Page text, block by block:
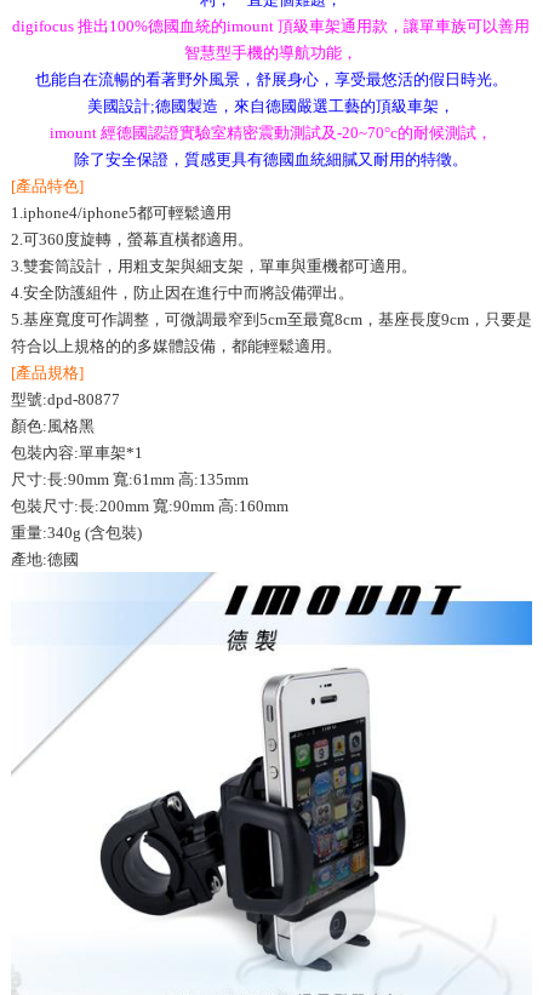
digifocus 推出100%德國血統的imount 頂級車架通用款，讓單車族可以善用
智慧型手機的導航功能，
也能自在流暢的看著野外風景，舒展身心，享受最悠活的假日時光。
美國設計;德國製造，來自德國嚴選工藝的頂級車架，
imount 經德國認證實驗室精密震動測試及-20~70°c的耐候測試，
除了安全保證，質感更具有德國血統細膩又耐用的特徵。
[產品特色]
1.iphone4/iphone5都可輕鬆適用
2.可360度旋轉，螢幕直橫都適用。
3.雙套筒設計，用粗支架與細支架，單車與重機都可適用。
4.安全防護組件，防止因在進行中而將設備彈出。
5.基座寬度可作調整，可微調最窄到5cm至最寬8cm，基座長度9cm，只要是
符合以上規格的的多媒體設備，都能輕鬆適用。
[產品規格]
型號:dpd-80877
顏色:風格黑
包裝內容:單車架*1
尺寸:長:90mm 寬:61mm 高:135mm
包裝尺寸:長:200mm 寬:90mm 高:160mm
重量:340g (含包裝)
產地:德國